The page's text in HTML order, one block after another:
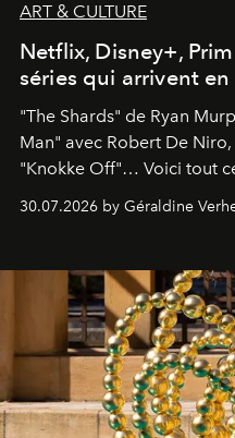
ART & CULTURE
Netflix, Disney+,
séries qui arrivent
"The Shards" de Ryan
Man" avec Robert De
"Knokke Off"… Voici tout
plateformes de streaming
30.07.2026 by Géraldine